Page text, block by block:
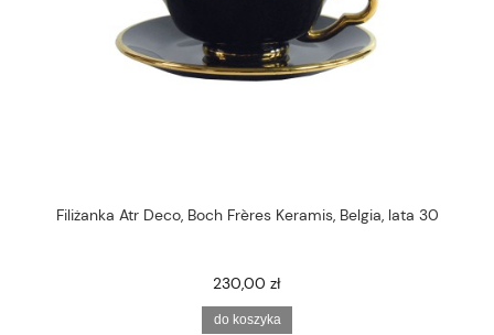
Filiżanka Atr Deco, Boch Frères Keramis, Belgia, lata 30
230,00 zł
do koszyka